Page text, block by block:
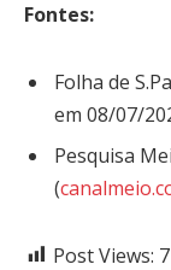
Fontes:
Folha de
em 08/07/
Pesquisa
(
Post Views: